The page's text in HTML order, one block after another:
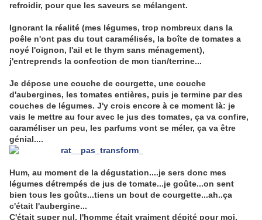
refroidir, pour que les saveurs se mélangent.
Ignorant la réalité (mes légumes, trop nombreux dans la
poêle n'ont pas du tout caramélisés, la boîte de tomates a
noyé l'oignon, l'ail et le thym sans ménagement),
j'entreprends la confection de mon tian/terrine...
Je dépose une couche de courgette, une couche
d'aubergines, les tomates entières, puis je termine par des
couches de légumes. J'y crois encore à ce moment là: je
vais le mettre au four avec le jus des tomates, ça va confire,
caraméliser un peu, les parfums vont se méler, ça va être
génial....
Hum, au moment de la dégustation....je sers donc mes
légumes détrempés de jus de tomate...je goûte...on sent
bien tous les goûts...tiens un bout de courgette...ah..ça
c'était l'aubergine...
C'était super nul, l'homme était vraiment dépité pour moi,